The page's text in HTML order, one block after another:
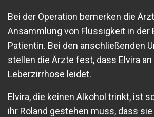
Bei der Operation bemerken die
Ansammlung von Flüssigkeit in der
Patientin. Bei den anschließenden
stellen die Ärzte fest, dass Elvira
Leberzirrhose leidet.
Elvira, die keinen Alkohol trinkt, ist
ihr Roland gestehen muss, dass